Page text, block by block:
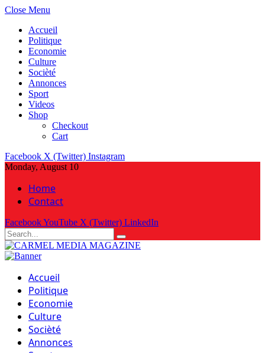
Close Menu
Accueil
Politique
Economie
Culture
Socièté
Annonces
Sport
Videos
Shop
Checkout
Cart
Facebook X (Twitter) Instagram
Monday, August 10
Home
Contact
FacebookYouTube X (Twitter) LinkedIn
Accueil
Politique
Economie
Culture
Socièté
Annonces